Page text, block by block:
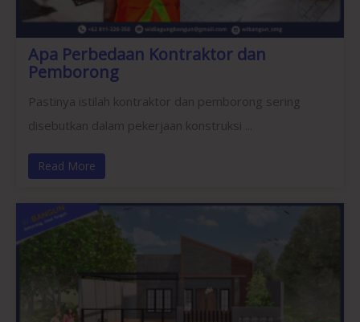
Apa Perbedaan Kontraktor dan
Pemborong
Pastinya istilah kontraktor dan pemborong sering
disebutkan dalam pekerjaan konstruksi ...
Read More